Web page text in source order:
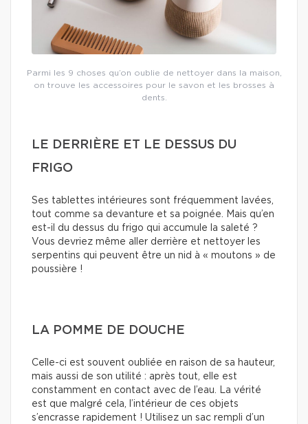
Parmi les 9 choses qu’on oublie de nettoyer dans la maison,
on trouve les accessoires pour le savon et les brosses à
dents.
LE DERRIÈRE ET LE DESSUS DU
FRIGO
Ses tablettes intérieures sont fréquemment lavées,
tout comme sa devanture et sa poignée. Mais qu’en
est-il du dessus du frigo qui accumule la saleté ?
Vous devriez même aller derrière et nettoyer les
serpentins qui peuvent être un nid à « moutons » de
poussière !
LA POMME DE DOUCHE
Celle-ci est souvent oubliée en raison de sa hauteur,
mais aussi de son utilité : après tout, elle est
constamment en contact avec de l’eau. La vérité
est que malgré cela, l’intérieur de ces objets
s’encrasse rapidement ! Utilisez un sac rempli d’un